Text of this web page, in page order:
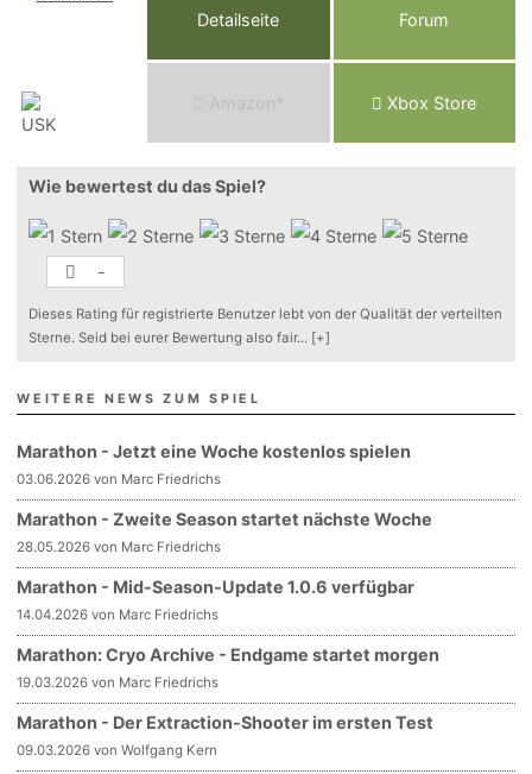
Detailseite Forum
Ama o n* Xbox Store
Wie bewertest du das Spiel?
-
Dieses Rating für registrierte Benutzer lebt von der Qualität der verteilten
Sterne. Seid bei eurer Bewertung also fair... [+]
WEITERE NEWS ZUM SPIEL
Marathon - Jetzt eine Woche kostenlos spielen
03.06.2026 von Marc Friedrichs
Marathon - Zweite Season startet nächste Woche
28.05.2026 von Marc Friedrichs
Marathon - Mid-Season-Update 1.0.6 verfügbar
14.04.2026 von Marc Friedrichs
Marathon: Cryo Archive - Endgame startet morgen
19.03.2026 von Marc Friedrichs
Marathon - Der Extraction-Shooter im ersten Test
09.03.2026 von Wolfgang Kern